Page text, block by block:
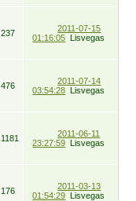
237
2011-07-15
01:16:05 Lisvegas
476
2011-07-14
03:54:28 Lisvegas
1181
2011-06-11
23:27:59 Lisvegas
176
2011-03-13
01:54:29 Lisvegas